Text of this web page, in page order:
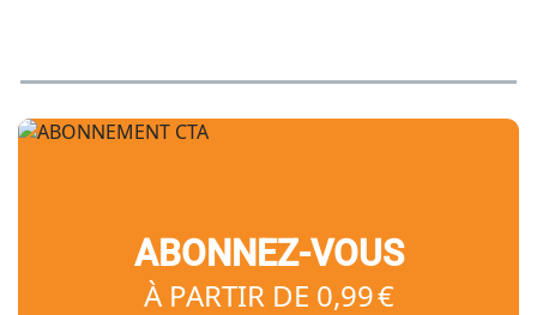
ABONNEZ-VOUS
À PARTIR DE 0,99 €